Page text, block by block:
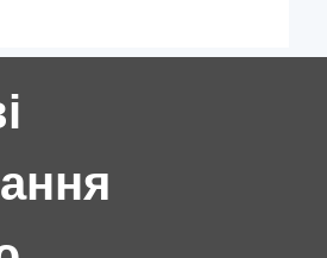
для
баку
автомобілів, проблеми
для будівництва
фольга Fin Stock
для герметизації
підказки, обмеження,
з безпеки, пов'язані з
фольгою для ущільнення.